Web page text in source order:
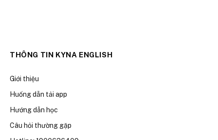
THÔNG TIN KYNA ENGLISH
Giới thiệu
Huống dẫn tải app
Hướng dẫn học
Câu hỏi thường gặp